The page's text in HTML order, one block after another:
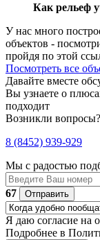
Как рельеф
У нас много
объектов -
пройдя по этой
Посмотреть все
Давайте вместе
Вы узнаете о
подходит
Возникли
8 (8452) 939-929
Мы с радостью
67
Отправить
Я даю согласие на
Подробнее в